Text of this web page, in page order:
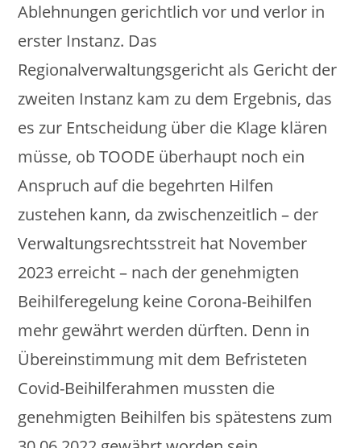
Ablehnungen gerichtlich vor und verlor in
erster Instanz. Das
Regionalverwaltungsgericht als Gericht der
zweiten Instanz kam zu dem Ergebnis, das
es zur Entscheidung über die Klage klären
müsse, ob TOODE überhaupt noch ein
Anspruch auf die begehrten Hilfen
zustehen kann, da zwischenzeitlich – der
Verwaltungsrechtsstreit hat November
2023 erreicht – nach der genehmigten
Beihilferegelung keine Corona-Beihilfen
mehr gewährt werden dürften. Denn in
Übereinstimmung mit dem Befristeten
Covid-Beihilferahmen mussten die
genehmigten Beihilfen bis spätestens zum